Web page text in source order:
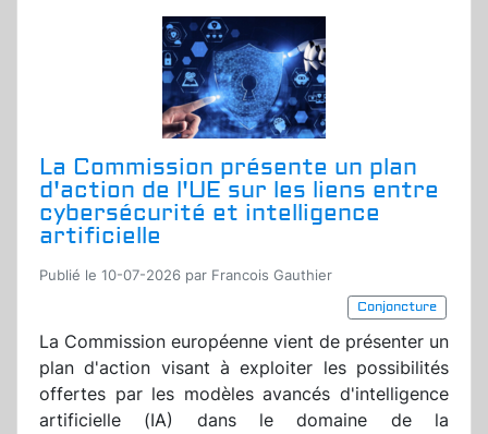
La Commission présente un plan
d'action de l'UE sur les liens entre
cybersécurité et intelligence
artificielle
Publié le 10-07-2026 par Francois Gauthier
Conjoncture
La Commission européenne vient de présenter un
plan d'action visant à exploiter les possibilités
offertes par les modèles avancés d'intelligence
artificielle (IA) dans le domaine de la